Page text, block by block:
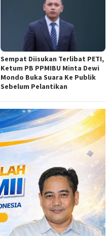
Sempat Diisukan Terlibat PETI,
Ketum PB PPMIBU Minta Dewi
Mondo Buka Suara Ke Publik
Sebelum Pelantikan